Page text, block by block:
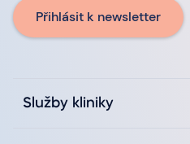
Přihlásit k newsletter
Služby kliniky